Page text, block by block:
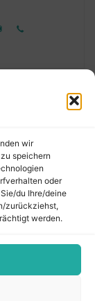
wir
speichern
oder
du Ihre/deine
zurückziehst,
werden.